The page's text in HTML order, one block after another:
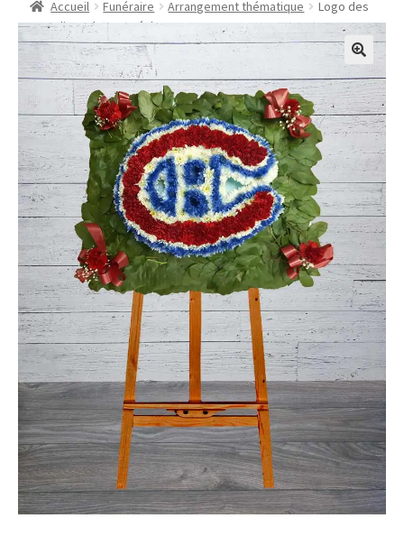
Accueil Funéraire Arrangement thématique
Logo des
Canadiens de Montréal
🔍